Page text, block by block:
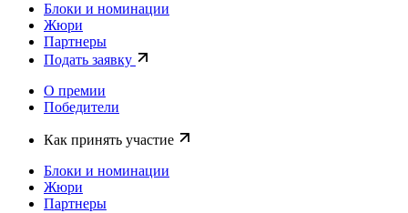
Блоки и номинации
Жюри
Партнеры
Подать заявку
О премии
Победители
Как принять участие
Блоки и номинации
Жюри
Партнеры